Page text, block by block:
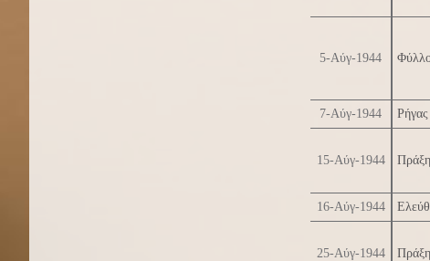
5-Αύγ-1944
7-Αύγ-1944 Ρήγας
15-Αύγ-1944
16-Αύγ-1944
25-Αύγ-1944